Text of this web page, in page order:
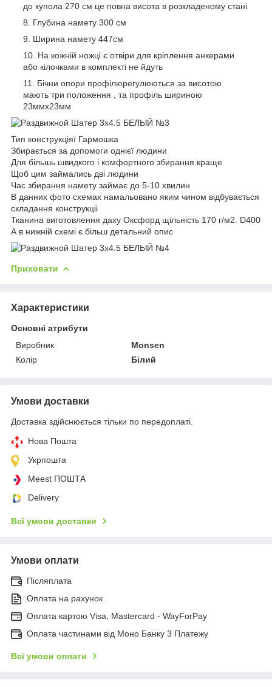
до купола 270 см це повна висота в розкладеному стані
Глубина намету 300 см
Ширина намету 447см
На кожній ножці є отвіри для кріплення анкерами
або кілочками в комплекті не йдуть
Бічни опори профілюрегулюються за висотою
мають три положення , та профіль шириною
23ммх23мм
Тип конструкціяї Гармошка
Збирається за допомоги однієї людини
Для більшь швидкого і комфортного збирання краще
Щоб цим займались дві людини
Час збирання намету займає до 5-10 хвилин
В данних фото схемах намальовано яким чином відбувається
складання конструкціі
Тканина виготовлення даху Оксфорд щільність 170 г/м2. D400
А в нижній схемі є більш детальний опис
Приховати
Характеристики
Основні атрибути
Виробник
Monsen
Колір
Білий
Умови доставки
Доставка здійснюється тільки по передоплаті.
Нова Пошта
Укрпошта
Meest ПОШТА
Delivery
Всі умови доставки
Умови оплати
Післяплата
Оплата на рахунок
Оплата картою Visa, Mastercard - WayForPay
Оплата частинами від Моно Банку 3 Платежу
Всі умови оплати